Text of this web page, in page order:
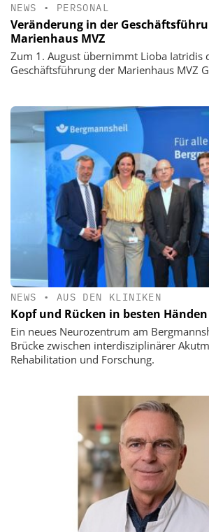
NEWS • PERSONAL
Veränderung in der
Marienhaus MVZ
Zum 1. August übernimmt Lioba Iatridis
Geschäftsführung der Marienhaus MVZ
NEWS • AUS DEN KLINIKEN
Kopf und Rücken in besten Händen
Ein neues Neurozentrum am
Brücke zwischen interdisziplinärer
Rehabilitation und Forschung.